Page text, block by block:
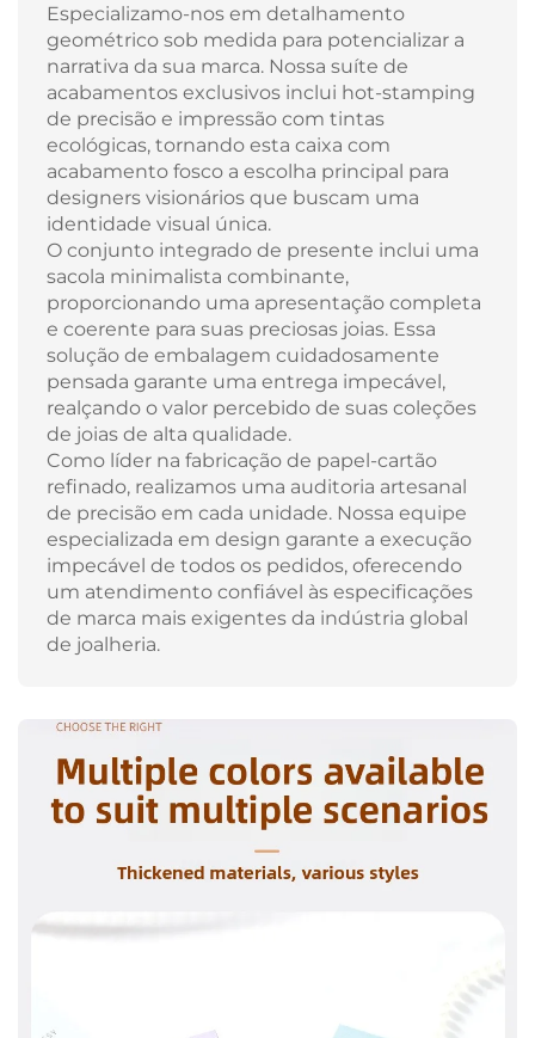
Especializamo-nos em detalhamento
geométrico sob medida para potencializar a
narrativa da sua marca. Nossa suíte de
acabamentos exclusivos inclui hot-stamping
de precisão e impressão com tintas
ecológicas, tornando esta caixa com
acabamento fosco a escolha principal para
designers visionários que buscam uma
identidade visual única.
O conjunto integrado de presente inclui uma
sacola minimalista combinante,
proporcionando uma apresentação completa
e coerente para suas preciosas joias. Essa
solução de embalagem cuidadosamente
pensada garante uma entrega impecável,
realçando o valor percebido de suas coleções
de joias de alta qualidade.
Como líder na fabricação de papel-cartão
refinado, realizamos uma auditoria artesanal
de precisão em cada unidade. Nossa equipe
especializada em design garante a execução
impecável de todos os pedidos, oferecendo
um atendimento confiável às especificações
de marca mais exigentes da indústria global
de joalheria.